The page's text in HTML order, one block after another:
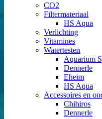
CO2
Filtermateriaal
HS Aqua
Verlichting
Vitamines
Watertesten
Aquarium
Dennerle
Eheim
HS Aqua
Accessoires en
Chihiros
Dennerle